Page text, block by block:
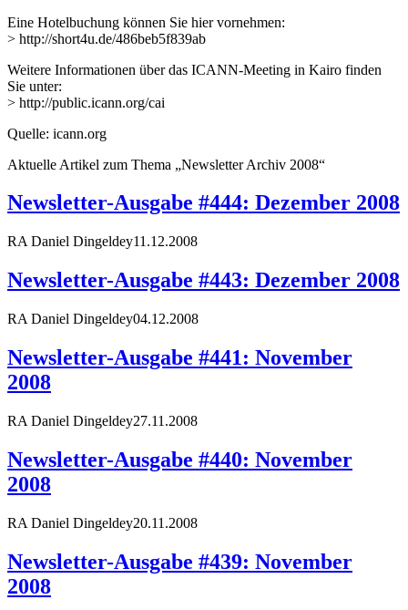
Eine Hotelbuchung können Sie hier vornehmen:
> http://short4u.de/486beb5f839ab
Weitere Informationen über das ICANN-Meeting in Kairo finden
Sie unter:
> http://public.icann.org/cai
Quelle: icann.org
Aktuelle Artikel zum Thema „Newsletter Archiv 2008“
Newsletter-Ausgabe #444: Dezember 2008
RA Daniel Dingeldey11.12.2008
Newsletter-Ausgabe #443: Dezember 2008
RA Daniel Dingeldey04.12.2008
Newsletter-Ausgabe #441: November
2008
RA Daniel Dingeldey27.11.2008
Newsletter-Ausgabe #440: November
2008
RA Daniel Dingeldey20.11.2008
Newsletter-Ausgabe #439: November
2008